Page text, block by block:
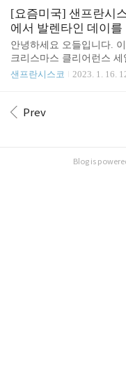
머그컵은 17달러였어요.
로는 최고인거 같아요. ..
an Francisco, CA 94107
요. 투어도 가능하다고 하
hor Brewing Company 주소
ncisco, CA 94107 무려 미
리라고 해요. 1896년에 세
스코 맞나 싶을 정도로 넓
스 in Ju..
[요즘미국] 샌프란시
에서 발렌타인 데이를
안녕하세요 오들입니다.
크리스마스 클리어런스
음에서 시작되는 것이 바
초콜렛 및 인테리어 용품
하시는 줄 몰랐는데요, 요
샌프란시스코 2023. 1. 16.
Prev
Blog is